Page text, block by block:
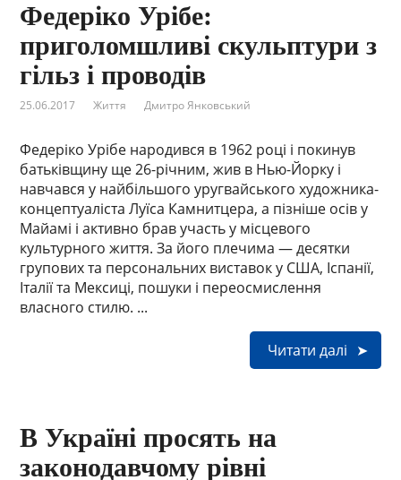
Федеріко Урібе:
приголомшливі скульптури з
гільз і проводів
25.06.2017 Життя Дмитро Янковський
Федеріко Урібе народився в 1962 році і покинув
батьківщину ще 26-річним, жив в Нью-Йорку і
навчався у найбільшого уругвайського художника-
концептуаліста Луїса Камнитцера, а пізніше осів у
Майамі і активно брав участь у місцевого
культурного життя. За його плечима — десятки
групових та персональних виставок у США, Іспанії,
Італії та Мексиці, пошуки і переосмислення
власного стилю. ...
Читати далі
В Україні просять на
законодавчому рівні